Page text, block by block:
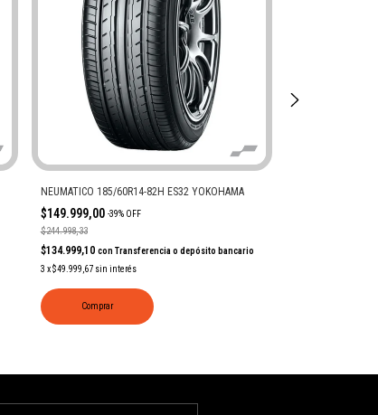
NEUMATICO 185/60R14-82H ES32 YOKOHAMA
$149.999,00 -39% OFF
$244.998,33
$134.999,10 con Transferencia o depósito bancario
3 x$49.999,67 sin interés
Comprar